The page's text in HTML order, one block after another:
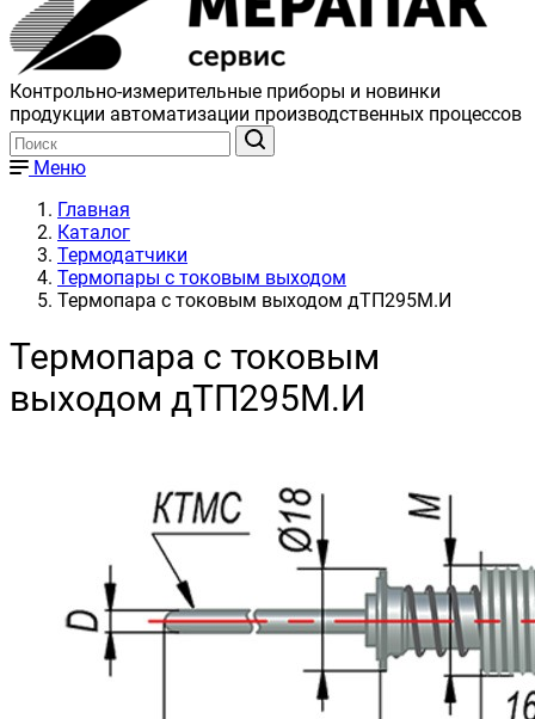
Контрольно-измерительные приборы и новинки
продукции автоматизации производственных процессов
Меню
Главная
Каталог
Термодатчики
Термопары с токовым выходом
Термопара с токовым выходом дТП295М.И
Термопара с токовым
выходом дТП295М.И